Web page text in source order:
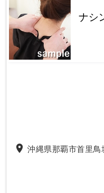
ナシ
place 沖縄県那覇市首里